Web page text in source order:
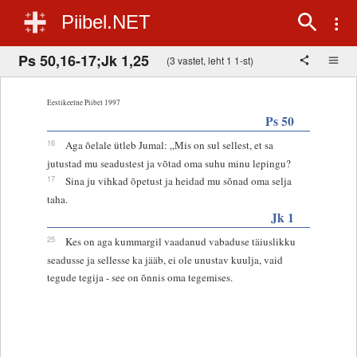
Piibel.NET
Ps 50,16-17;Jk 1,25 (3 vastet, leht 1 1-st)
Eestikeelne Piibel 1997
Ps 50
16
Aga õelale ütleb Jumal: „Mis on sul sellest, et sa
jutustad mu seadustest ja võtad oma suhu minu lepingu?
17
Sina ju vihkad õpetust ja heidad mu sõnad oma selja
taha.
Jk 1
25
Kes on aga kummargil vaadanud vabaduse täiuslikku
seadusse ja sellesse ka jääb, ei ole unustav kuulja, vaid
tegude tegija - see on õnnis oma tegemises.